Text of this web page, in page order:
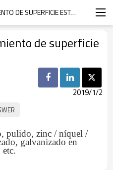
¿QUÉ TIPOS DE TRATAMIENTO DE SUPERFICIE ESTÁN DISPONIBLES?
de superficie
2019/1/2
pulido, zinc / níquel /
galvanizado en
etc.